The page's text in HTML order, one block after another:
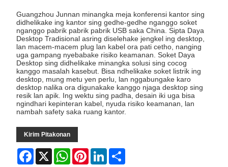
Guangzhou Junnan minangka meja konferensi kantor sing
didhelikake ing kantor sing gedhe-gedhe nganggo soket
nganggo pabrik pabrik pabrik USB saka China. Sipta Daya
Desktop Tradisional asring diselehake jengkel ing desktop,
lan macem-macem plug lan kabel ora pati cetho, nanging
uga gampang nyebabake risiko keamanan. Soket Daya
Desktop sing didhelikake minangka solusi sing cocog
kanggo masalah kasebut. Bisa ndhelikake soket listrik ing
desktop, mung metu yen perlu, lan nggabungake karo
desktop nalika ora digunakake kanggo njaga desktop sing
resik lan apik. Ing wektu sing padha, desain iki uga bisa
ngindhari kepinteran kabel, nyuda risiko keamanan, lan
nambah safety saka ruang kantor.
Kirim Pitakonan
Facebook
X WhatsAppPinterestLinkedIn